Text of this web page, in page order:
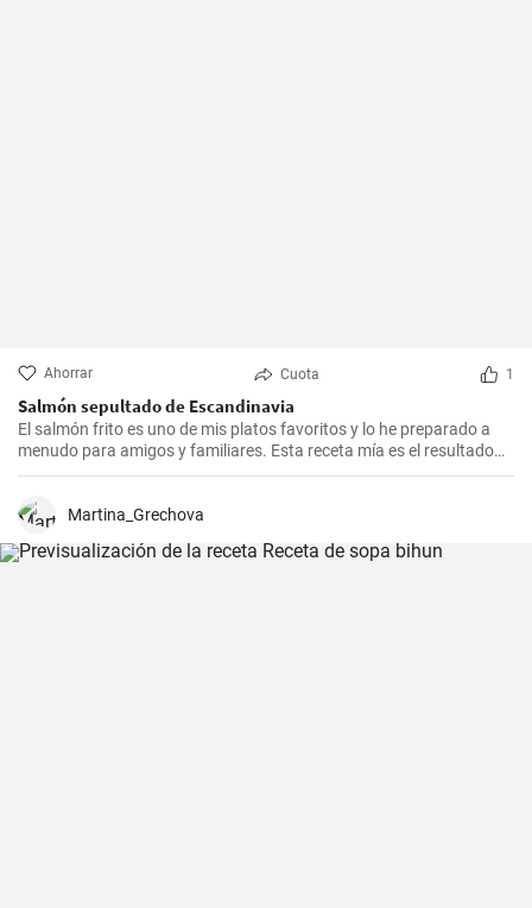
Ahorrar Cuota 1
Salmón sepultado de Escandinavia
El salmón frito es uno de mis platos favoritos y lo he preparado a
menudo para amigos y familiares. Esta receta mía es el resultado
de mucha experimentación y personalización. Lo sorprendente es
impresionante. Un trozo de filete de salmón fresco se marina en un
Martina_Grechova